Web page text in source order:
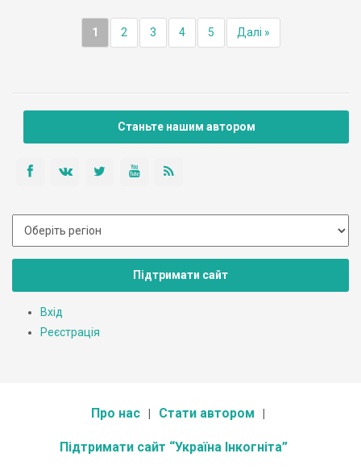
1 2 3 4 5 Далі »
Станьте нашим автором
Підтримати сайт
Вхід
Реєстрація
Про нас Стати автором
Підтримати сайт “Україна Інкогніта”